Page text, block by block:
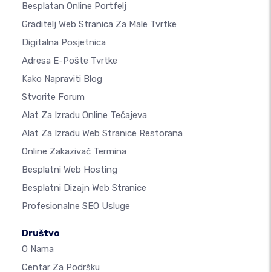
Besplatan Online Portfelj
Graditelj Web Stranica Za Male Tvrtke
Digitalna Posjetnica
Adresa E-Pošte Tvrtke
Kako Napraviti Blog
Stvorite Forum
Alat Za Izradu Online Tečajeva
Alat Za Izradu Web Stranice Restorana
Online Zakazivač Termina
Besplatni Web Hosting
Besplatni Dizajn Web Stranice
Profesionalne SEO Usluge
Društvo
O Nama
Centar Za Podršku